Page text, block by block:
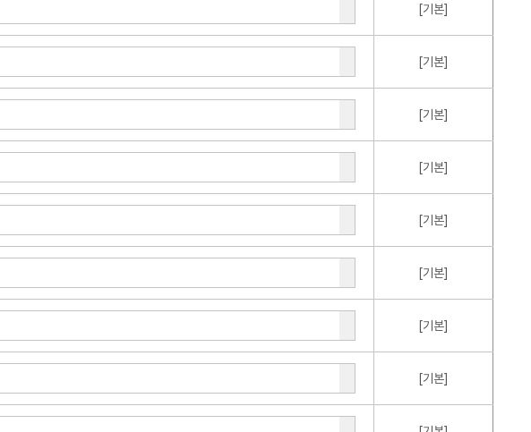
[기본]
[기본]
[기본]
[기본]
[기본]
[기본]
[기본]
[기본]